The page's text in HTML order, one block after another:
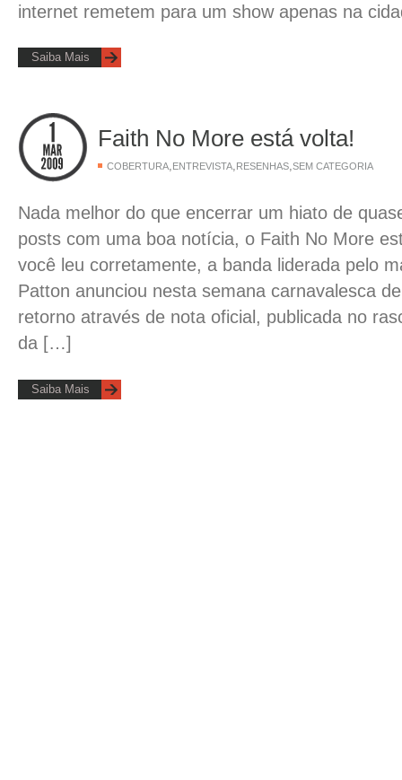
internet remetem para um show apenas na
Saiba Mais
Faith No More está volta!
COBERTURA, ENTREVISTA, RESENHAS,SEM CATEGORIA
Nada melhor do que encerrar um hiato de
posts com uma boa notícia, o Faith No More
você leu corretamente, a banda liderada pelo
Patton anunciou nesta semana carnavalesca
retorno através de nota oficial, publicada no
da […]
Saiba Mais